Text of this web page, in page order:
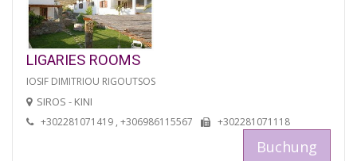
LIGARIES ROOMS
IOSIF DIMITRIOU RIGOUTSOS
SIROS - KINI
+302281071419 , +306986115567 +302281071118
Buchung